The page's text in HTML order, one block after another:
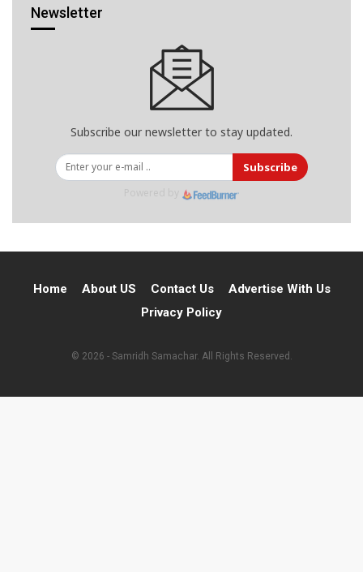
Newsletter
Subscribe our newsletter to stay updated.
Subscribe
Home About US Contact Us
Advertise With Us
Privacy Policy
© 2026 - Samridh Samachar. All Rights Reserved.